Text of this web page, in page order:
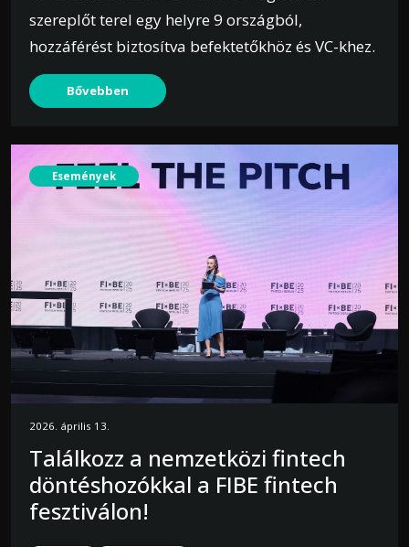
szereplőt terel egy helyre 9 országból,
hozzáférést biztosítva befektetőkhöz és VC-khez.
Bővebben
Események
2026. április 13.
Találkozz a nemzetközi fintech
döntéshozókkal a FIBE fintech
fesztiválon!